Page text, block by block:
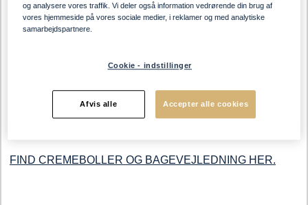
Fløde, 1 liter piskes til flødeskum
Pynt (bær, krymmel, frugt, chokoladepynt)
FIND CREMEBOLLER OG BAGEVEJLEDNING HER.
og analysere vores traffik. Vi deler også information vedrørende din brug af
vores hjemmeside på vores sociale medier, i reklamer og med analytiske
samarbejdspartnere.
Cookie - indstillinger
Afvis alle Accepter alle cookies